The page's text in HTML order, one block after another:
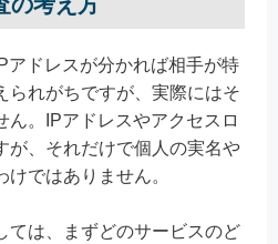
アドレスが分かれば相手が特
られがちですが、実際にはそ
ん。IPアドレスやアクセスロ
が、それだけで個人の実名や
ではありません。
ては、まずどのサービスのど